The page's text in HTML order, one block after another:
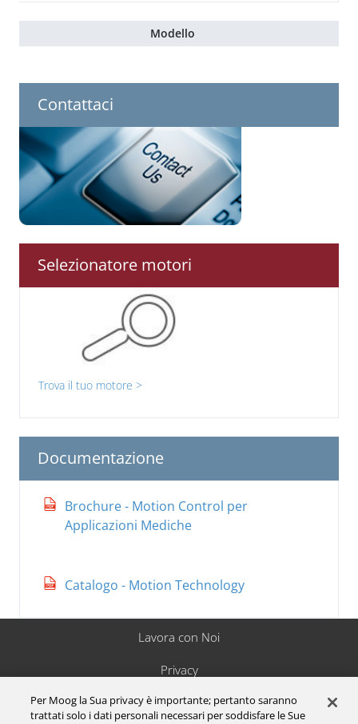
Contattaci
Selezionatore motori
Trova il tuo motore >
Documentazione
Brochure - Motion Control per
Applicazioni Mediche
Catalogo - Motion Technology
Lavora con Noi
Privacy
P.IVA 00531090124
Per Moog la Sua privacy è importante; pertanto saranno
trattati solo i dati personali necessari per soddisfare le Sue